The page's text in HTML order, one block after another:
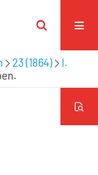
23 (1864)
I.